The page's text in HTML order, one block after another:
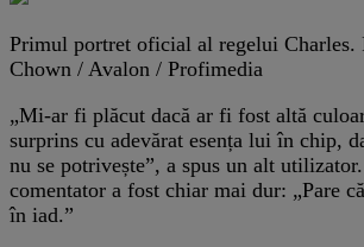
Primul portret oficial al regelui Charles.
Chown / Avalon / Profimedia
„Mi-ar fi plăcut dacă ar fi fost altă
surprins cu adevărat esența lui în chip,
nu se potrivește”, a spus un alt
comentator a fost chiar mai dur: „Pare
în iad.”